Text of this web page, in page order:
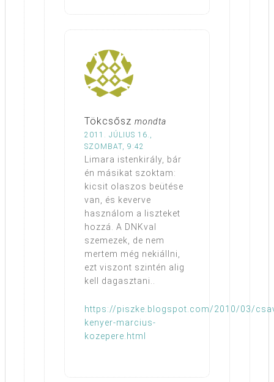
Tökcsősz mondta
2011. JÚLIUS 16.,
SZOMBAT, 9:42
Limara istenkirály, bár
én másikat szoktam:
kicsit olaszos beütése
van, és keverve
használom a liszteket
hozzá. A DNKval
szemezek, de nem
mertem még nekiállni,
ezt viszont szintén alig
kell dagasztani..
https://piszke.blogspot.com/2010/03/
kenyer-marcius-
kozepere.html